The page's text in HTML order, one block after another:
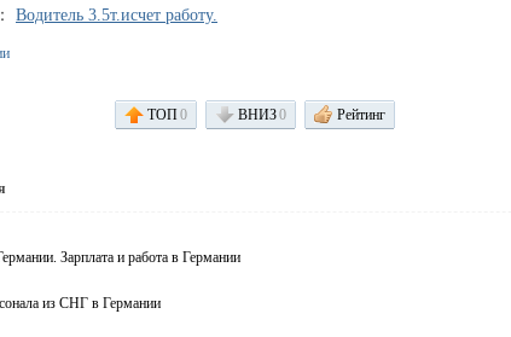
Водитель 3.5т.исчет работу.
ТОП0 ВНИЗ0 Рейтинг
Зарплата и работа в Германии
из СНГ в Германии